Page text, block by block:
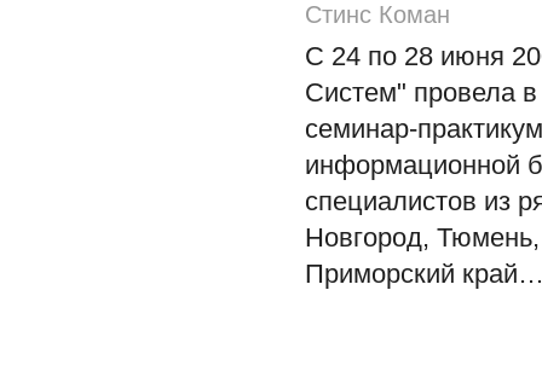
Стинс Коман
С 24 по 28 июня
Систем" провела
семинар-
информационной
специалистов из
Новгород,
Приморский